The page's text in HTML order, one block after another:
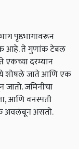
भागपृष्ठभागावरून
आहे.तेगुणांकटेबल
एकच्यादरम्यान
शोषलेजातेआणिएक
जातो.जमिनीचा
,आणिवनस्पती
अवलंबूनअसतो.